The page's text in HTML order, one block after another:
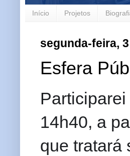
Início Projetos
segunda-feira,
Esfera
14h40, a
que tratará